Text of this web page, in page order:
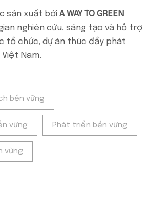
sản xuất bởi A WAY TO GREEN
nghiên cứu, sáng tạo và hỗ trợ
tổ chức, dự án thúc đẩy phát
Nam.
bền vững
vững Phát triển bền vững
vững